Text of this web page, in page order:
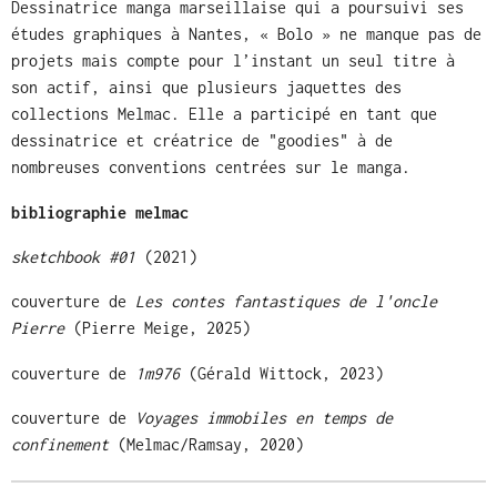
Dessinatrice manga marseillaise qui a poursuivi ses
études graphiques à Nantes, « Bolo » ne manque pas de
projets mais compte pour l’instant un seul titre à
son actif, ainsi que plusieurs jaquettes des
collections Melmac. Elle a participé en tant que
dessinatrice et créatrice de "goodies" à de
nombreuses conventions centrées sur le manga.
bibliographie melmac
sketchbook #01 (2021)
couverture de Les contes fantastiques de l'oncle
Pierre(Pierre Meige, 2025)
couverture de 1m976(Gérald Wittock, 2023)
couverture de
Voyages immobiles en temps de
confinement(Melmac/Ramsay, 2020)